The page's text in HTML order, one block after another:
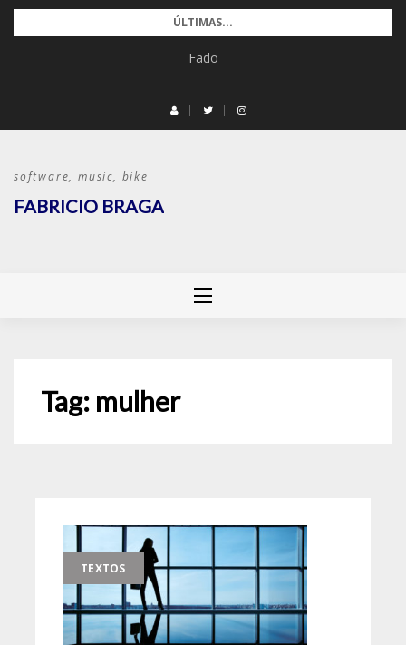
Pular
para
ÚLTIMAS...
Fado
software, music, bike
FABRICIO BRAGA
Tag: mulher
TEXTOS